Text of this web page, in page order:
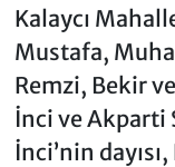
Kalaycı
Mustafa,
Remzi, Bekir
İnci ve
İnci’nin